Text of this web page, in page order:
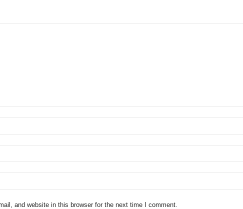
and website in this browser for the next time I comment.